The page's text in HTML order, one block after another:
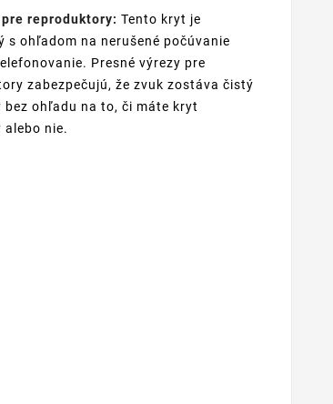
reproduktory: Tento kryt je
s ohľadom na nerušené počúvanie
Presné výrezy pre
zabezpečujú, že zvuk zostáva čistý
bez ohľadu na to, či máte kryt
alebo nie.